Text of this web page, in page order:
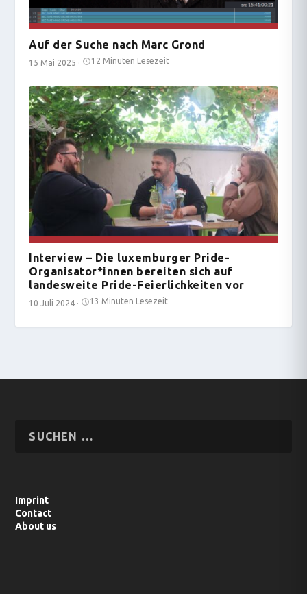
Auf der Suche nach Marc Grond
15 Mai 2025 · 12 Minuten Lesezeit
Interview – Die luxemburger Pride-
Organisator*innen bereiten sich auf
landesweite Pride-Feierlichkeiten vor
10 Juli 2024 · 13 Minuten Lesezeit
Imprint
Contact
About us